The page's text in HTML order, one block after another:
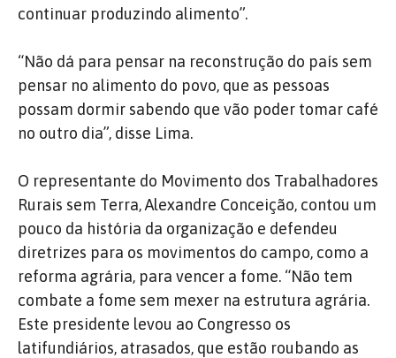
continuar produzindo alimento”.
“Não dá para pensar na reconstrução do país sem
pensar no alimento do povo, que as pessoas
possam dormir sabendo que vão poder tomar café
no outro dia”, disse Lima.
O representante do Movimento dos Trabalhadores
Rurais sem Terra, Alexandre Conceição, contou um
pouco da história da organização e defendeu
diretrizes para os movimentos do campo, como a
reforma agrária, para vencer a fome. “Não tem
combate a fome sem mexer na estrutura agrária.
Este presidente levou ao Congresso os
latifundiários, atrasados, que estão roubando as